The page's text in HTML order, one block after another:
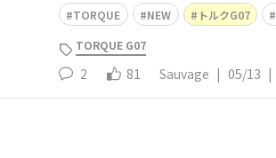
TORQUE NEW トルクG07
TORQUE G07
2 81 Sauvage | 05/13 |